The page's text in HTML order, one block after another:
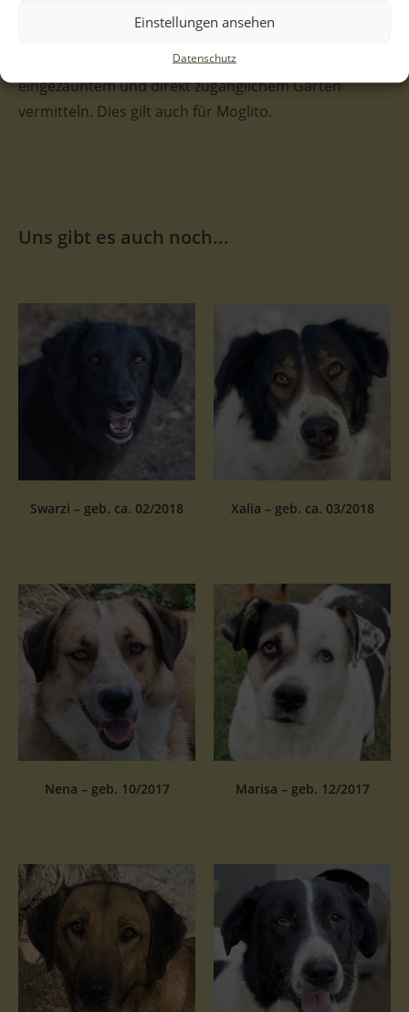
Einstellungen ansehen
Datenschutz
Bitte beachten Sie zudem, dass wir viele unserer
Schützlinge nur in ein Zuhause mit sicher
eingezäuntem und direkt zugänglichem Garten
vermitteln. Dies gilt auch für Moglito.
Uns gibt es auch noch...
Swarzi – geb. ca. 02/2018 Xalia – geb. ca. 03/2018
Nena – geb. 10/2017 Marisa – geb. 12/2017